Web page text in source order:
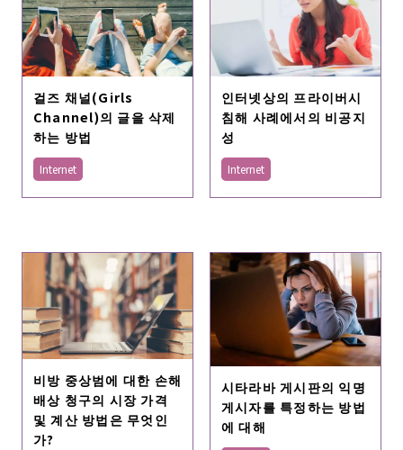
걸즈 채널(Girls
Channel)의 글을 삭제
하는 방법
Internet
인터넷상의 프라이버시
침해 사례에서의 비공지
성
Internet
비방 중상범에 대한 손해
배상 청구의 시장 가격
및 계산 방법은 무엇인
가?
시타라바 게시판의 익명
게시자를 특정하는 방법
에 대해